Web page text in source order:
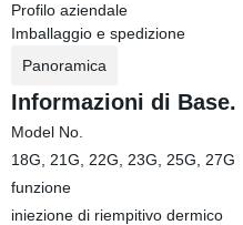
Profilo aziendale
Imballaggio e spedizione
Panoramica
Informazioni di Base.
Model No.
18G, 21G, 22G, 23G, 25G, 27G
funzione
iniezione di riempitivo dermico